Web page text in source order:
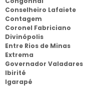
Conselheiro Lafaiete
Contagem
Coronel Fabriciano
Divinópolis
Entre Rios de Minas
Extrema
Governador Valadares
Ibirité
Igarapé